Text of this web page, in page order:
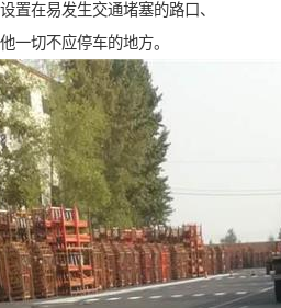
置在易发生交通堵塞的路口、
一切不应停车的地方。